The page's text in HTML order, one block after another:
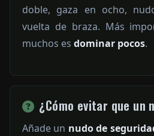
doble, gaza en ocho,
vuelta de braza. Más
muchos es dominar pocos.
¿Cómo evitar que un
Añade un nudo de